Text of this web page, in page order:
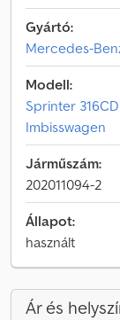
Gyártó:
Mercedes-
Modell:
Sprinter
Imbisswagen
Járműszám:
202011094-2
Állapot:
használt
Ár és